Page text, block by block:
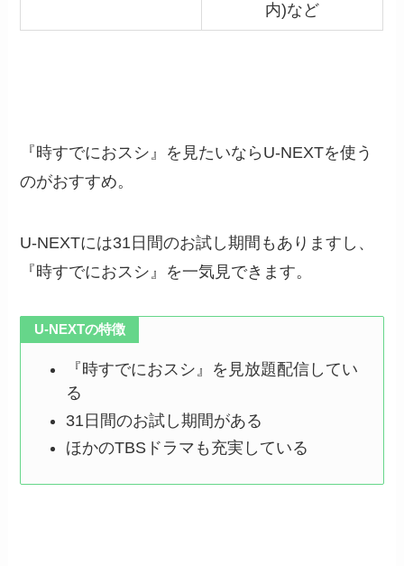
内)など
『時すでにおスシ』を見たいならU-NEXTを使う
のがおすすめ。
U-NEXTには31日間のお試し期間もありますし、
『時すでにおスシ』を一気見できます。
U-NEXTの特徴
『時すでにおスシ』を見放題配信してい
る
31日間のお試し期間がある
ほかのTBSドラマも充実している